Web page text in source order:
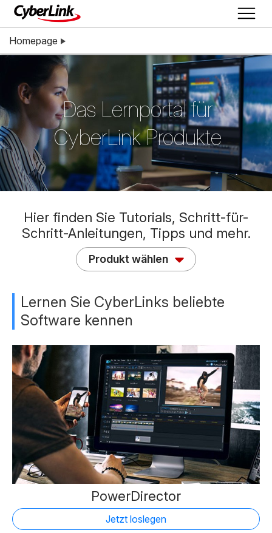
Homepage
Das Lernportal für
CyberLink Produkte
Hier finden Sie Tutorials, Schritt-für-
Schritt-Anleitungen, Tipps und mehr.
Produkt wählen
Lernen Sie CyberLinks beliebte
Software kennen
PowerDirector
Jetzt loslegen